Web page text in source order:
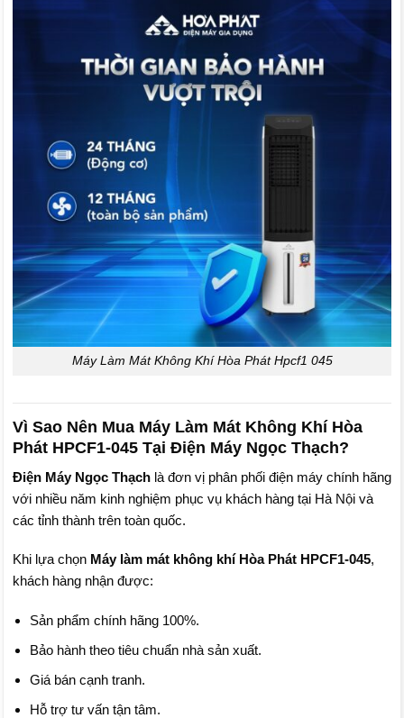
Máy Làm Mát Không Khí Hòa Phát Hpcf1 045
Vì Sao Nên Mua Máy Làm Mát Không Khí Hòa
Phát HPCF1-045 Tại Điện Máy Ngọc Thạch?
Điện Máy Ngọc Thạchlà đơn vị phân phối điện máy chính hãng
với nhiều năm kinh nghiệm phục vụ khách hàng tại Hà Nội và
các tỉnh thành trên toàn quốc.
Khi lựa chọn Máy làm mát không khí Hòa Phát HPCF1-045,
khách hàng nhận được:
Sản phẩm chính hãng 100%.
Bảo hành theo tiêu chuẩn nhà sản xuất.
Giá bán cạnh tranh.
Hỗ trợ tư vấn tận tâm.